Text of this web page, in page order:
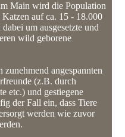
Main wird die Population
auf ca. 15 - 18.000
um ausgesetzte und
wild geborene
zunehmend angespannten
(z.B. durch
etc.) und gestiegene
der Fall ein, dass Tiere
werden wie zuvor